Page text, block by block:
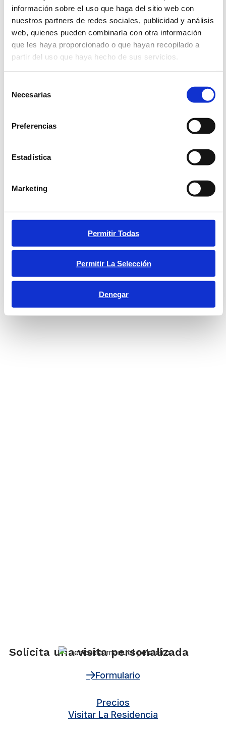
información sobre el uso que haga del sitio web con
nuestros partners de redes sociales, publicidad y análisis
web, quienes pueden combinarla con otra información
que les haya proporcionado o que hayan recopilado a
partir del uso que haya hecho de sus servicios.
Necesarias
Preferencias
Estadística
Marketing
Permitir Todas
Permitir La Selección
Denegar
Solicita una visita personalizada
Formulario
Precios
Visitar La Residencia